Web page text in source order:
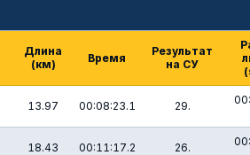
Длина
(км)
Время
Результат
на СУ
13.97 00:08:23.1 29.
18.43 00:11:17.2 26.